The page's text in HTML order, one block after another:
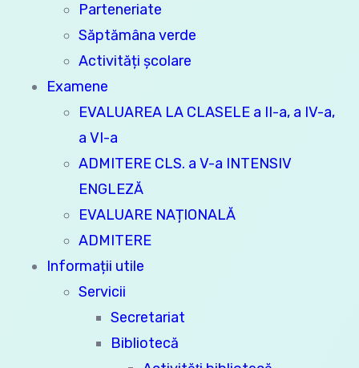
Parteneriate
Săptămâna verde
Activități școlare
Examene
EVALUAREA LA CLASELE a II-a, a IV-a,
a VI-a
ADMITERE CLS. a V-a INTENSIV
ENGLEZĂ
EVALUARE NAȚIONALĂ
ADMITERE
Informații utile
Servicii
Secretariat
Bibliotecă